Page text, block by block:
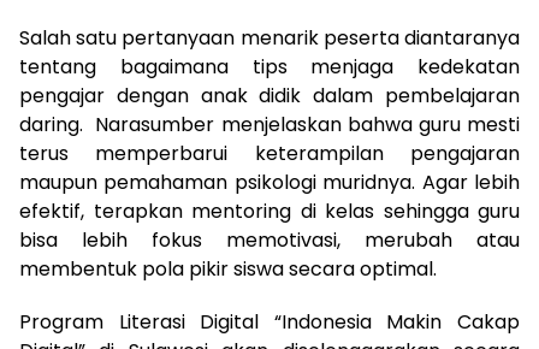
Salah satu pertanyaan menarik peserta diantaranya
tentang bagaimana tips menjaga kedekatan
pengajar dengan anak didik dalam pembelajaran
daring. Narasumber menjelaskan bahwa guru mesti
terus memperbarui keterampilan pengajaran
maupun pemahaman psikologi muridnya. Agar lebih
efektif, terapkan mentoring di kelas sehingga guru
bisa lebih fokus memotivasi, merubah atau
membentuk pola pikir siswa secara optimal.
Program Literasi Digital “Indonesia Makin Cakap